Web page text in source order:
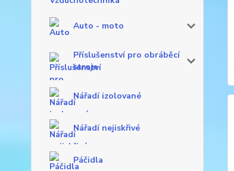
Auto - moto
Příslušenství pro obráběcí
stroje
Nářadí izolované
Nářadí nejiskřivé
Páčidla